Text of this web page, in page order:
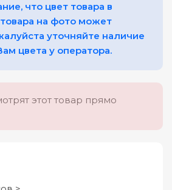
что цвет товара в
на фото может
уточняйте наличие
цвета у оператора.
этот товар прямо